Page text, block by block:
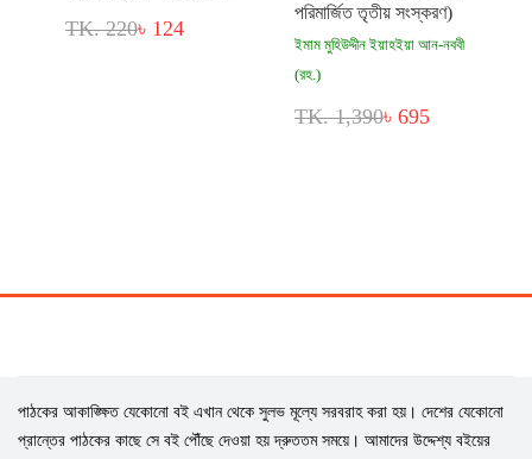
TK. 220৳ 124
পরিমার্জিত তৃতীয় সংস্করণ)
ইমাম মুহিউদ্দীন ইয়াহইয়া আন-নববী
(রহ.)
TK. 1,390৳ 695
পাঠকের আকাঙ্ক্ষিত যেকোনো বই এখান থেকে সুলভ মূল্যে সরবরাহ করা হয়। দেশের যেকোনো
প্রান্তের পাঠকের কাছে সে বই পৌঁছে দেওয়া হয় দ্রুততম সময়ে। আমাদের উদ্দেশ্য বইয়ের